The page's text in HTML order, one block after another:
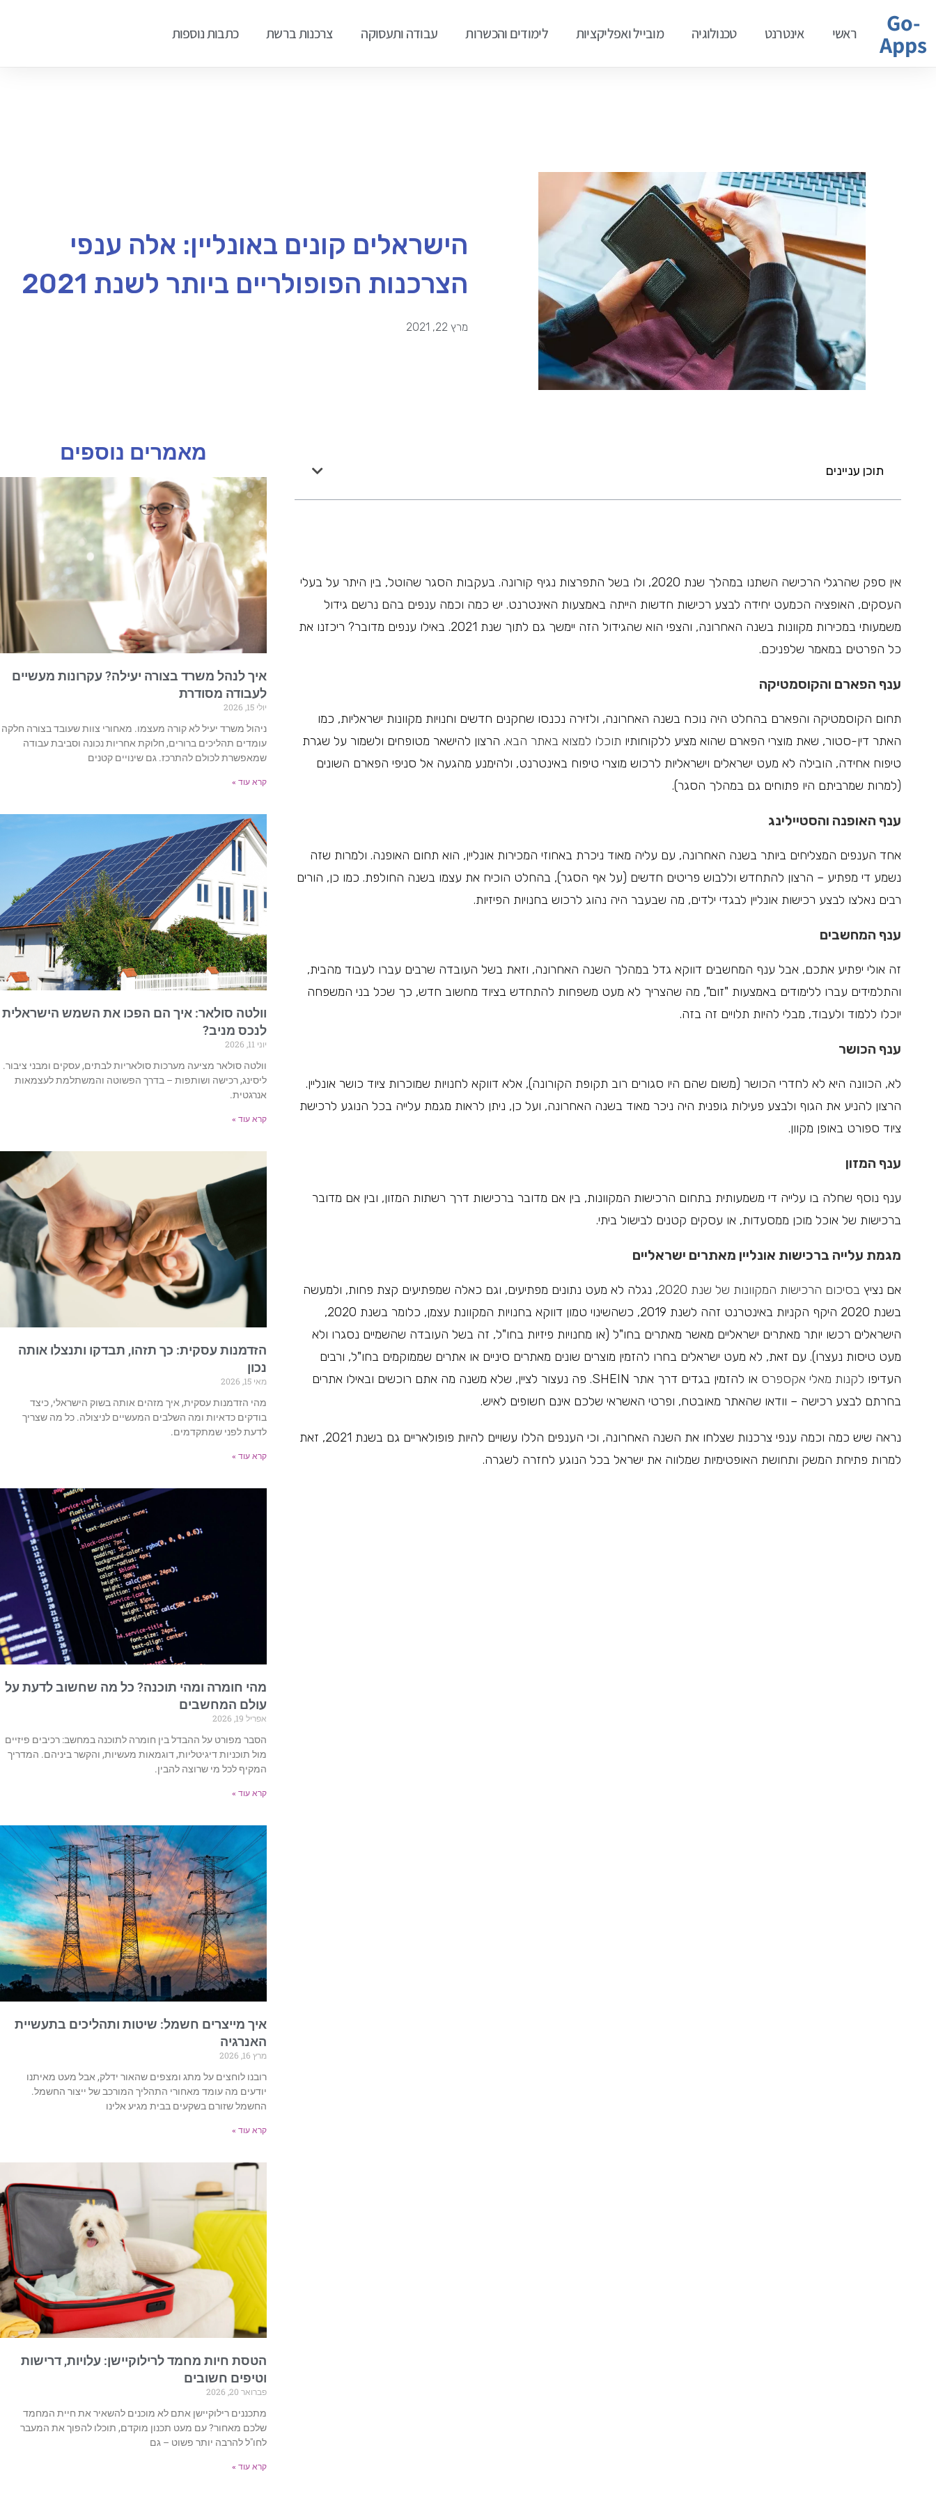
Go-
Apps ראשי אינטרנט טכנולוגיה מובייל ואפליקציות לימודים והכשרות עבודה ותעסוקה צרכנות ברשת כתבות נוספות
הישראלים קונים באונליין: אלה ענפי
הצרכנות הפופולריים ביותר לשנת 2021
מרץ 22, 2021
תוכן עניינים
אין ספק שהרגלי הרכישה השתנו במהלך שנת 2020, ולו בשל התפרצות נגיף קורונה. בעקבות הסגר שהוטל, בין היתר על בעלי
העסקים, האופציה הכמעט יחידה לבצע רכישות חדשות הייתה באמצעות האינטרנט. יש כמה וכמה ענפים בהם נרשם גידול
משמעותי במכירות מקוונות בשנה האחרונה, והצפי הוא שהגידול הזה יימשך גם לתוך שנת 2021. באילו ענפים מדובר? ריכזנו את
כל הפרטים במאמר שלפניכם.
ענף הפארם והקוסמטיקה
תחום הקוסמטיקה והפארם בהחלט היה נוכח בשנה האחרונה, ולזירה נכנסו שחקנים חדשים וחנויות מקוונות ישראליות, כמו
האתר דין-סטור, שאת מוצרי הפארם שהוא מציע ללקוחותיו תוכלו למצוא באתר הבא. הרצון להישאר מטופחים ולשמור על שגרת
טיפוח אחידה, הובילה לא מעט ישראלים וישראליות לרכוש מוצרי טיפוח באינטרנט, ולהימנע מהגעה אל סניפי הפארם השונים
(למרות שמרביתם היו פתוחים גם במהלך הסגר).
ענף האופנה והסטיילינג
אחד הענפים המצליחים ביותר בשנה האחרונה, עם עליה מאוד ניכרת באחוזי המכירות אונליין, הוא תחום האופנה. ולמרות שזה
נשמע די מפתיע – הרצון להתחדש וללבוש פריטים חדשים (על אף הסגר), בהחלט הוכיח את עצמו בשנה החולפת. כמו כן, הורים
רבים נאלצו לבצע רכישות אונליין לבגדי ילדים, מה שבעבר היה נהוג לרכוש בחנויות הפיזיות.
ענף המחשבים
זה אולי יפתיע אתכם, אבל ענף המחשבים דווקא גדל במהלך השנה האחרונה, וזאת בשל העובדה שרבים עברו לעבוד מהבית,
והתלמידים עברו ללימודים באמצעות "זום", מה שהצריך לא מעט משפחות להתחדש בציוד מחשוב חדש, כך שכל בני המשפחה
יוכלו ללמוד ולעבוד, מבלי להיות תלויים זה בזה.
ענף הכושר
לא, הכוונה היא לא לחדרי הכושר (משום שהם היו סגורים רוב תקופת הקורונה), אלא דווקא לחנויות שמוכרות ציוד כושר אונליין.
הרצון להניע את הגוף ולבצע פעילות גופנית היה ניכר מאוד בשנה האחרונה, ועל כן, ניתן לראות מגמת עלייה בכל הנוגע לרכישת
ציוד ספורט באופן מקוון.
ענף המזון
ענף נוסף שחלה בו עלייה די משמעותית בתחום הרכישות המקוונות, בין אם מדובר ברכישות דרך רשתות המזון, ובין אם מדובר
ברכישות של אוכל מוכן ממסעדות, או עסקים קטנים לבישול ביתי.
מגמת עלייה ברכישות אונליין מאתרים ישראליים
אם נציץ בסיכום הרכישות המקוונות של שנת 2020
, נגלה לא מעט נתונים מפתיעים, וגם כאלה שמפתיעים קצת פחות, ולמעשה
בשנת 2020 היקף הקניות באינטרנט זהה לשנת 2019, כשהשינוי טמון דווקא בחנויות המקוונת עצמן, כלומר בשנת 2020,
הישראלים רכשו יותר מאתרים ישראליים מאשר מאתרים בחו"ל (או מחנויות פיזיות בחו"ל, זה בשל העובדה שהשמיים נסגרו ולא
מעט טיסות נעצרו). עם זאת, לא מעט ישראלים בחרו להזמין מוצרים שונים מאתרים סיניים או אתרים שממוקמים בחו"ל, ורבים
העדיפו לקנות מאלי אקספרס
או להזמין בגדים דרך אתר SHEIN. פה נעצור לציין, שלא משנה מה אתם רוכשים ובאילו אתרים
בחרתם לבצע רכישה – וודאו שהאתר מאובטח, ופרטי האשראי שלכם אינם חשופים לאיש.
נראה שיש כמה וכמה ענפי צרכנות שצלחו את השנה האחרונה, וכי הענפים הללו עשויים להיות פופולאריים גם בשנת 2021, זאת
למרות פתיחת המשק ותחושת האופטימיות שמלווה את ישראל בכל הנוגע לחזרה לשגרה.
מאמרים נוספים
איך לנהל משרד בצורה יעילה? עקרונות מעשיים
לעבודה מסודרת
יולי 15, 2026
ניהול משרד יעיל לא קורה מעצמו. מאחורי צוות שעובד בצורה חלקה
עומדים תהליכים ברורים, חלוקת אחריות נכונה וסביבת עבודה
שמאפשרת לכולם להתרכז. גם שינויים קטנים
קרא עוד »
וולטה סולאר: איך הם הפכו את השמש הישראלית
לנכס מניב?
יוני 11, 2026
וולטה סולאר מציעה מערכות סולאריות לבתים, עסקים ומבני ציבור.
ליסינג, רכישה ושותפות – בדרך הפשוטה והמשתלמת לעצמאות
אנרגטית.
קרא עוד »
הזדמנות עסקית: כך תזהו, תבדקו ותנצלו אותה
נכון
מאי 15, 2026
מהי הזדמנות עסקית, איך מזהים אותה בשוק הישראלי, כיצד
בודקים כדאיות ומה השלבים המעשיים לניצולה. כל מה שצריך
לדעת לפני שמתקדמים.
קרא עוד »
מהי חומרה ומהי תוכנה? כל מה שחשוב לדעת על
עולם המחשבים
אפריל 19, 2026
הסבר מפורט על ההבדל בין חומרה לתוכנה במחשב: רכיבים פיזיים
מול תוכניות דיגיטליות, דוגמאות מעשיות, והקשר ביניהם. המדריך
המקיף לכל מי שרוצה להבין.
קרא עוד »
איך מייצרים חשמל: שיטות ותהליכים בתעשיית
האנרגיה
מרץ 16, 2026
רובנו לוחצים על מתג ומצפים שהאור ידלק, אבל מעט מאיתנו
יודעים מה עומד מאחורי התהליך המורכב של ייצור החשמל.
החשמל שזורם בשקעים בבית מגיע אלינו
קרא עוד »
הטסת חיות מחמד לרילוקיישן: עלויות, דרישות
וטיפים חשובים
פברואר 20, 2026
מתכננים רילוקיישן אתם לא מוכנים להשאיר את חיית המחמד
שלכם מאחור? עם מעט תכנון מוקדם, תוכלו להפוך את המעבר
לחו"ל להרבה יותר פשוט – גם
קרא עוד »